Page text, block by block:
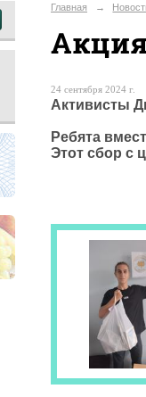
Главная →
24 сентября 2024 г.
Активисты
Ребята
Этот сбор с